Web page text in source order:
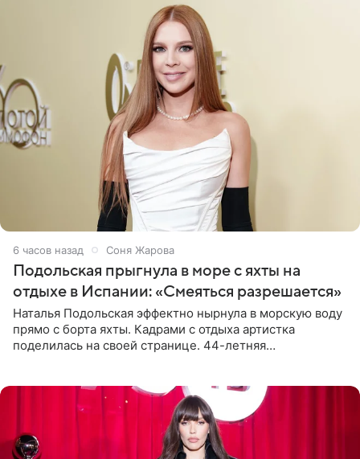
6 часов назад Соня Жарова
Подольская прыгнула в море с яхты на
отдыхе в Испании: «Смеяться разрешается»
Наталья Подольская эффектно нырнула в морскую воду
прямо с борта яхты. Кадрами с отдыха артистка
поделилась на своей странице. 44-летняя